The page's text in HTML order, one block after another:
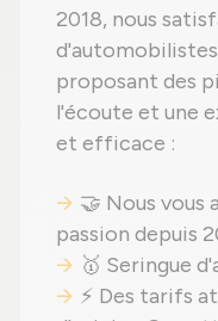
2018, nous
proposant des
l'écoute et une
et efficace :
🤝 Nous vous
passion depuis
🥇 Seringue
⚡ Des tarifs